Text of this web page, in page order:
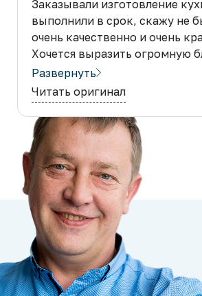
Заказывали изготовление
выполнили в срок, скажу не
очень качественно и очень
Хочется выразить огромную
всем причастным лицам в
побоюсь этого слова Шедевра!
Спасибо!
Рекомендую данного
мебели! Теперь за мебелью
Развернуть
Читать оригинал